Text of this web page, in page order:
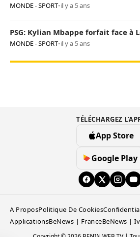
MONDE - SPORT•il y a 5 ans
PSG: Kylian Mbappe forfait face à
MONDE - SPORT•il y a 5 ans
TÉLÉCHARGEZ
App Store
Google Play
A ProposPolitique De Cookies
ApplicationsBeNews | FranceBeNews |